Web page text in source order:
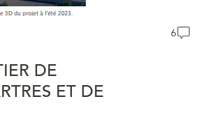
6
DE
ET DE